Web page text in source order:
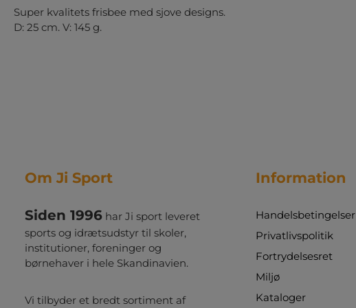
Super kvalitets frisbee med sjove designs.
D: 25 cm. V: 145 g.
Om Ji Sport
Siden 1996 har Ji sport leveret
sports og idrætsudstyr til skoler,
institutioner, foreninger og
børnehaver i hele Skandinavien.
Vi tilbyder et bredt sortiment af
Information
Handelsbetingelser
Privatlivspolitik
Fortrydelsesret
Miljø
Kataloger